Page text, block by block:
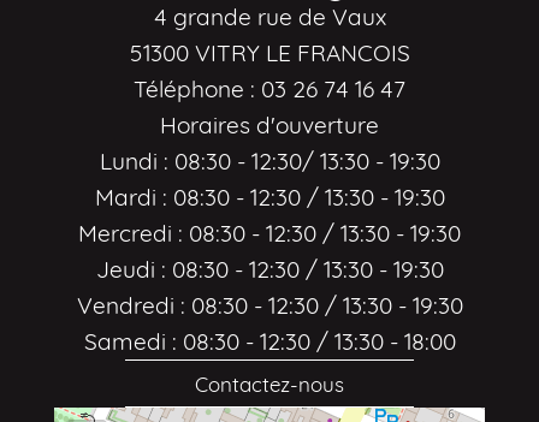
4 grande rue de Vaux
51300 VITRY LE FRANCOIS
Téléphone : 03 26 74 16 47
Horaires d'ouverture
Lundi : 08:30 - 12:30/ 13:30 - 19:30
Mardi : 08:30 - 12:30 / 13:30 - 19:30
Mercredi : 08:30 - 12:30 / 13:30 - 19:30
Jeudi : 08:30 - 12:30 / 13:30 - 19:30
Vendredi : 08:30 - 12:30 / 13:30 - 19:30
Samedi : 08:30 - 12:30 / 13:30 - 18:00
Contactez-nous